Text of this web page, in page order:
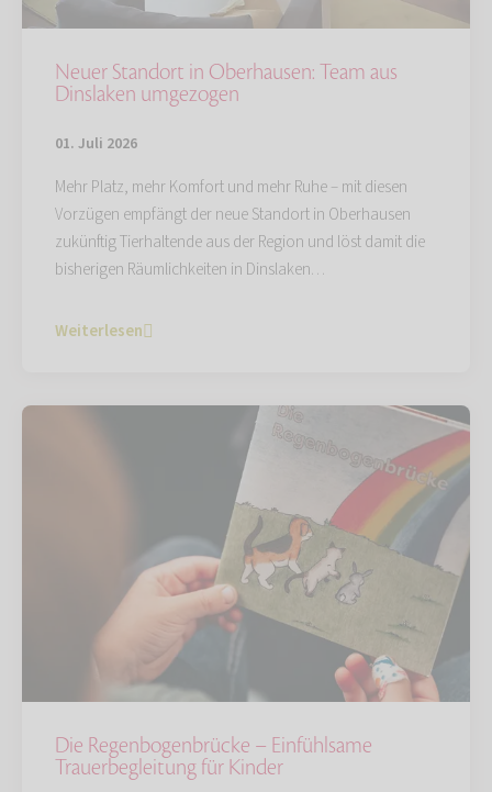
Neuer Standort in Oberhausen: Team aus
Dinslaken umgezogen
01. Juli 2026
Mehr Platz, mehr Komfort und mehr Ruhe – mit diesen
Vorzügen empfängt der neue Standort in Oberhausen
zukünftig Tierhaltende aus der Region und löst damit die
bisherigen Räumlichkeiten in Dinslaken…
Weiterlesen
Die Regenbogenbrücke – Einfühlsame
Trauerbegleitung für Kinder